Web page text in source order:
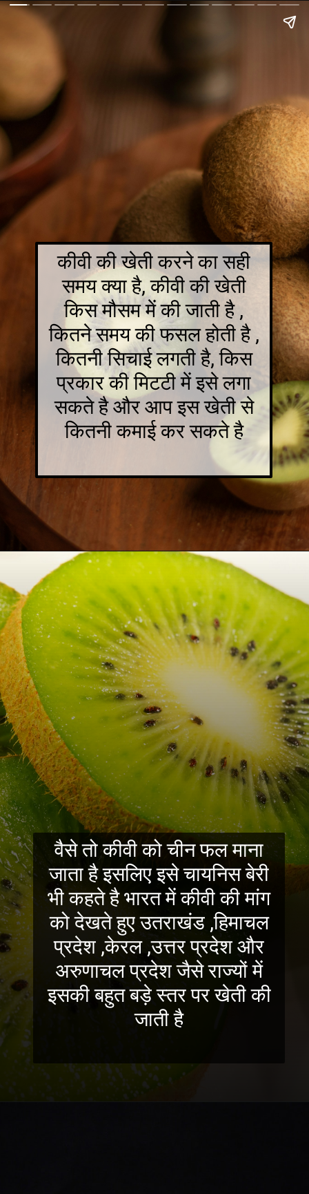
कीवी की खेती करने का सही
समय क्या है, कीवी की खेती
किस मौसम में की जाती है ,
कितने समय की फसल होती है ,
कितनी सिचाई लगती है, किस
प्रकार की मिटटी में इसे लगा
सकते है और आप इस खेती से
कितनी कमाई कर सकते है
वैसे तो कीवी को चीन फल माना
जाता है इसलिए इसे चायनिस बेरी
भी कहते है भारत में कीवी की मांग
को देखते हुए उतराखंड ,हिमाचल
प्रदेश ,केरल ,उत्तर प्रदेश और
अरुणाचल प्रदेश जैसे राज्यों में
इसकी बहुत बड़े स्तर पर खेती की
जाती है